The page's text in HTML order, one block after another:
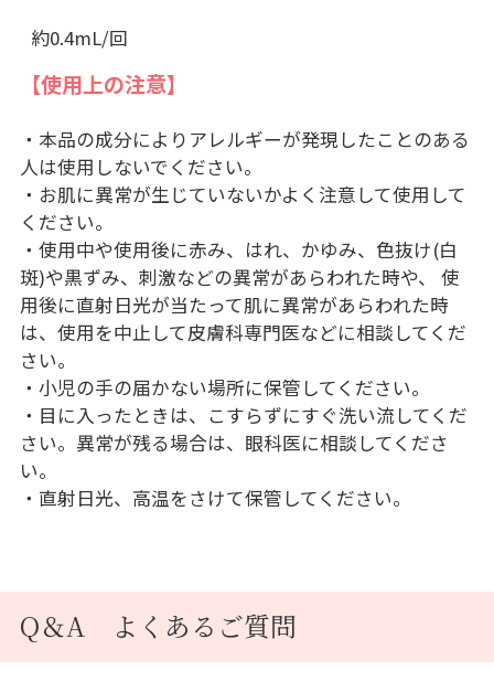
約0.4mL/回
【使用上の注意】
・本品の成分によりアレルギーが発現したことのある
人は使用しないでください。
・お肌に異常が生じていないかよく注意して使用して
ください。
・使用中や使用後に赤み、はれ、かゆみ、色抜け(白
斑)や黒ずみ、刺激などの異常があらわれた時や、 使
用後に直射日光が当たって肌に異常があらわれた時
は、使用を中止して皮膚科専門医などに相談してくだ
さい。
・小児の手の届かない場所に保管してください。
・目に入ったときは、こすらずにすぐ洗い流してくだ
さい。異常が残る場合は、眼科医に相談してくださ
い。
・直射日光、高温をさけて保管してください。
Q＆A よくあるご質問